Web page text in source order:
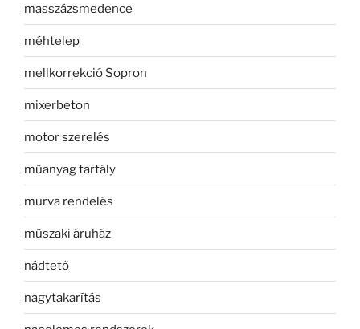
masszázsmedence
méhtelep
mellkorrekció Sopron
mixerbeton
motor szerelés
műanyag tartály
murva rendelés
műszaki áruház
nádtető
nagytakarítás